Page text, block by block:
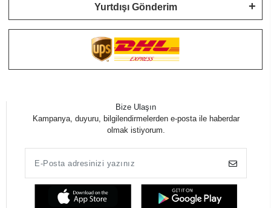
Yurtdışı Gönderim
Bize Ulaşın
Kampanya, duyuru, bilgilendirmelerden e-posta ile haberdar
olmak istiyorum.